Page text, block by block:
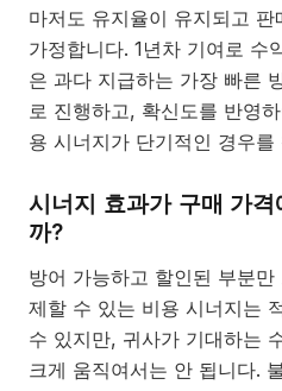
마저도 유지율이 유지되고
가정합니다. 1년차 기여로 수
은 과다 지급하는 가장 빠른
로 진행하고, 확신도를 반영
용 시너지가 단기적인 경우
시너지 효과가 구매 가
까?
방어 가능하고 할인된 부분
제할 수 있는 비용 시너지는
수 있지만, 귀사가 기대하는
크게 움직여서는 안 됩니다.